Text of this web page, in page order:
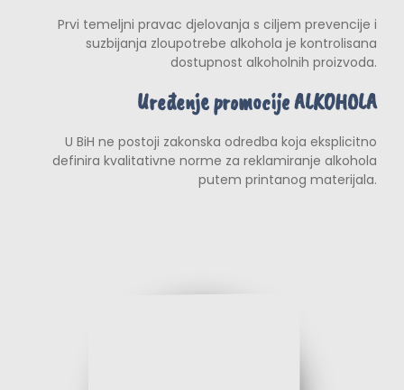
Prvi temeljni pravac djelovanja s ciljem prevencije i
suzbijanja zloupotrebe alkohola je kontrolisana
dostupnost alkoholnih proizvoda.
Uređenje promocije ALKOHOLA
U BiH ne postoji zakonska odredba koja eksplicitno
definira kvalitativne norme za reklamiranje alkohola
putem printanog materijala.